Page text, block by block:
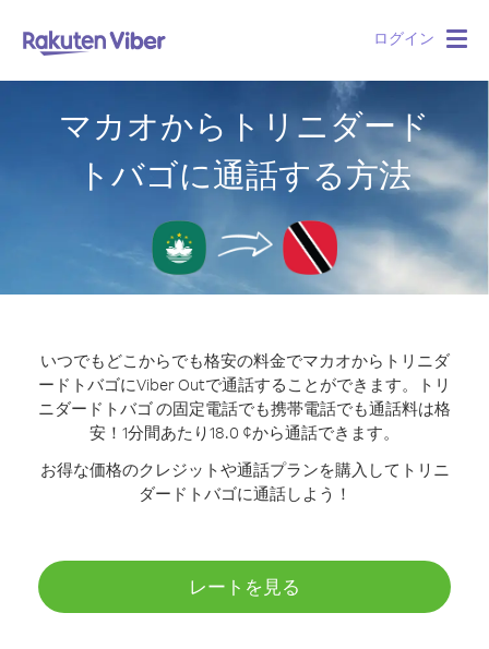
ログイン
マカオからトリニダード
トバゴに通話する方法
いつでもどこからでも格安の料金でマカオからトリニダ
ードトバゴにViber Outで通話することができます。
トリ
ニダードトバゴ の固定電話でも携帯電話でも通話料は格
安！1分間あたり18.0 ¢から通話できます。
お得な価格のクレジットや通話プランを購入してトリニ
ダードトバゴに通話しよう！
レートを見る